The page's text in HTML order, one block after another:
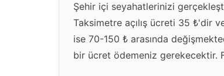
Şehir içi seyahatlerinizi
Taksimetre açılış ücreti 35 ₺'dir
ise 70-150 ₺ arasında
bir ücret ödemeniz gerekecektir.